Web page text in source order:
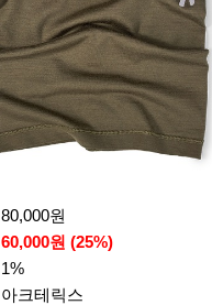
80,000원
60,000원 (25%)
1%
아크테릭스